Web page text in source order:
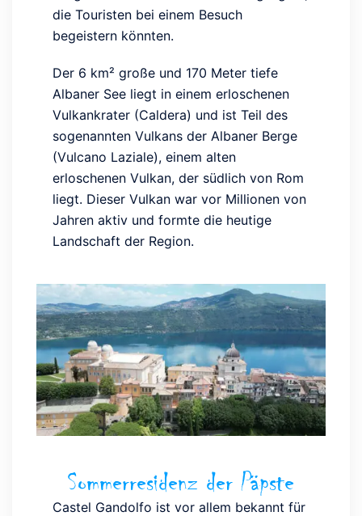
die Touristen bei einem Besuch
begeistern könnten.
Der 6 km² große und 170 Meter tiefe
Albaner See liegt in einem erloschenen
Vulkankrater (Caldera) und ist Teil des
sogenannten Vulkans der Albaner Berge
(Vulcano Laziale), einem alten
erloschenen Vulkan, der südlich von Rom
liegt. Dieser Vulkan war vor Millionen von
Jahren aktiv und formte die heutige
Landschaft der Region.
Sommerresidenz der Päpste
Castel Gandolfo ist vor allem bekannt für